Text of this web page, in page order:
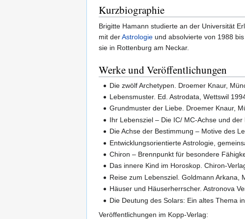
Kurzbiographie
Brigitte Hamann studierte an der Universität
mit derAstrologie und absolvierte von 1988
sie in Rottenburg am Neckar.
Werke und Veröffentlichungen
Die zwölf Archetypen. Droemer Knaur,
Lebensmuster. Ed. Astrodata, Wettswil
Grundmuster der Liebe. Droemer Knaur,
Ihr Lebensziel – Die IC/ MC-Achse und
Die Achse der Bestimmung – Motive des
Entwicklungsorientierte Astrologie,
Chiron – Brennpunkt für besondere
Das innere Kind im Horoskop. Chiron-
Reise zum Lebensziel. Goldmann Arkana,
Häuser und Häuserherrscher. Astronova
Die Deutung des Solars: Ein altes Thema
Veröffentlichungen im Kopp-Verlag: